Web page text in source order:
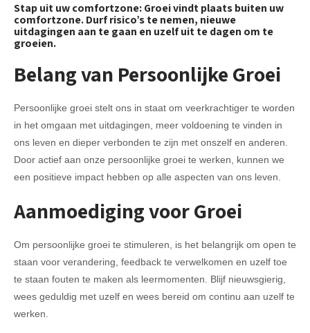
Stap uit uw comfortzone: Groei vindt plaats buiten uw
comfortzone. Durf risico’s te nemen, nieuwe
uitdagingen aan te gaan en uzelf uit te dagen om te
groeien.
Belang van Persoonlijke Groei
Persoonlijke groei stelt ons in staat om veerkrachtiger te worden
in het omgaan met uitdagingen, meer voldoening te vinden in
ons leven en dieper verbonden te zijn met onszelf en anderen.
Door actief aan onze persoonlijke groei te werken, kunnen we
een positieve impact hebben op alle aspecten van ons leven.
Aanmoediging voor Groei
Om persoonlijke groei te stimuleren, is het belangrijk om open te
staan voor verandering, feedback te verwelkomen en uzelf toe
te staan fouten te maken als leermomenten. Blijf nieuwsgierig,
wees geduldig met uzelf en wees bereid om continu aan uzelf te
werken.